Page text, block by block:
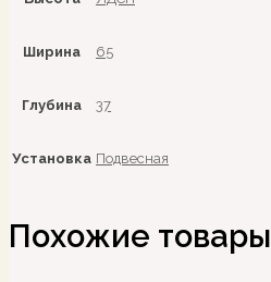
Ширина 65
Глубина 37
Установка Подвесная
Похожие товары